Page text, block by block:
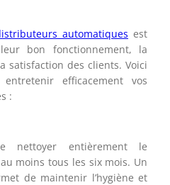
automatiques est
bon fonctionnement, la
satisfaction des clients. Voici
efficacement vos
:
nettoyer entièrement le
moins tous les six mois. Un
de maintenir l’hygiène et